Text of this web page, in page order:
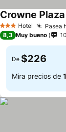
3 Estrellas
Hotel Pasea
Crowne
8,3 Muy bueno
De $226
Mira precios de